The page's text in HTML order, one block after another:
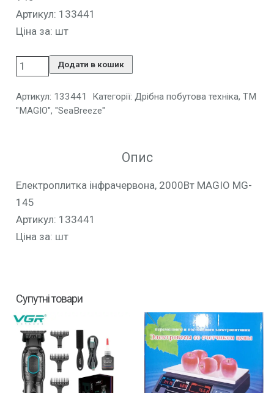
Артикул: 133441
Ціна за: шт
Додати в кошик
Артикул: 133441 Категорії: Дрібна побутова техніка, ТМ
"MAGIO", "SeaBreeze"
Опис
Електроплитка інфрачервона, 2000Вт MAGIO MG-
145
Артикул: 133441
Ціна за: шт
Супутні товари